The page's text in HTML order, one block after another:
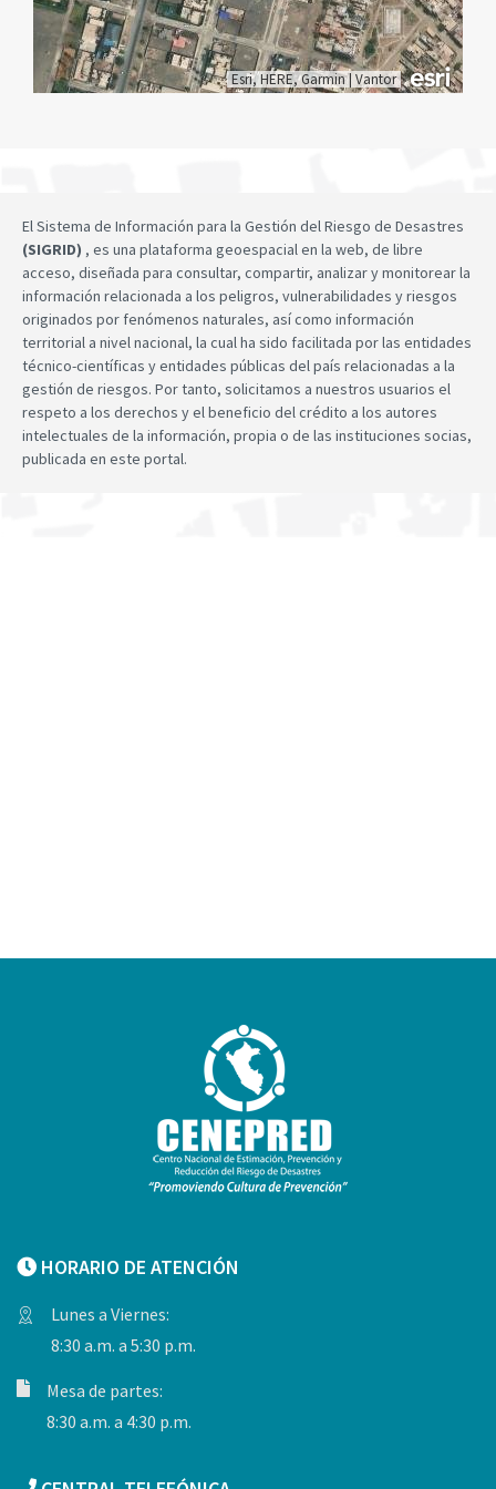
Esri, HERE, Garmin| Vantor
El Sistema de Información para la Gestión del Riesgo de Desastres
(SIGRID) , es una plataforma geoespacial en la web, de libre
acceso, diseñada para consultar, compartir, analizar y monitorear la
información relacionada a los peligros, vulnerabilidades y riesgos
originados por fenómenos naturales, así como información
territorial a nivel nacional, la cual ha sido facilitada por las entidades
técnico-científicas y entidades públicas del país relacionadas a la
gestión de riesgos. Por tanto, solicitamos a nuestros usuarios el
respeto a los derechos y el beneficio del crédito a los autores
intelectuales de la información, propia o de las instituciones socias,
publicada en este portal.
HORARIO DE ATENCIÓN
Lunes a Viernes:
8:30 a.m. a 5:30 p.m.
Mesa de partes:
8:30 a.m. a 4:30 p.m.